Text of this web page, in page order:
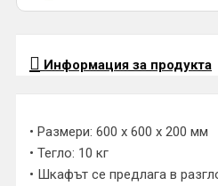
Информация за продукта
• Размери: 600 х 600 х 200 мм
• Тегло: 10 кг
• Шкафът се предлага в